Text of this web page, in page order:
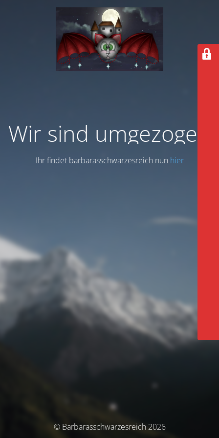
Wir sind umgezogen
Ihr findet barbarasschwarzesreich nun hier
© Barbarasschwarzesreich 2026